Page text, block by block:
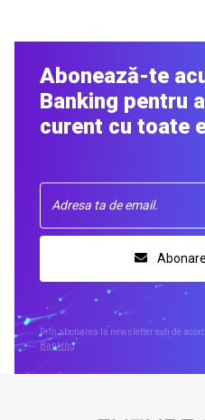
Abonează-te
Banking pentru
curent cu toate
Prin abonarea la newsletter ești de
Banking